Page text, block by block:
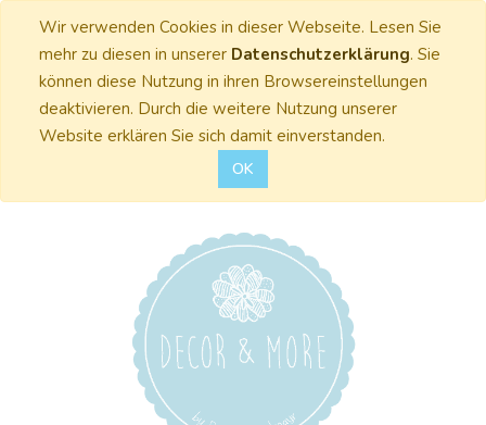
Wir verwenden Cookies in dieser Webseite. Lesen Sie
mehr zu diesen in unserer Datenschutzerklärung. Sie
können diese Nutzung in ihren Browsereinstellungen
deaktivieren. Durch die weitere Nutzung unserer
Website erklären Sie sich damit einverstanden.
OK